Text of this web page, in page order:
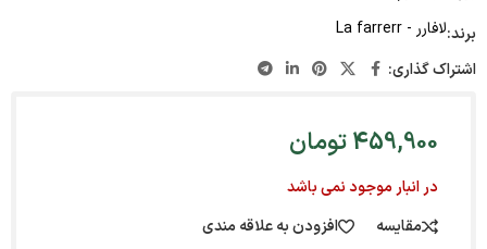
برند:لافارر - La farrerr
اشتراک گذاری:
459,900تومان
در انبار موجود نمی باشد
مقایسه
افزودن به علاقه مندی